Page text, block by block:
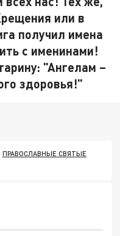
или в
получил имена
с именинами!
"Ангелам –
здоровья!"
ПРАВОСЛАВНЫЕ СВЯТЫЕ